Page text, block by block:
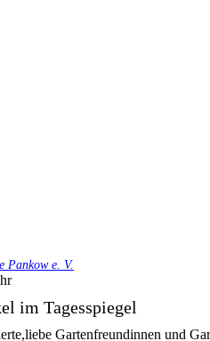
Pankow e. V.
im Tagesspiegel
Gartenfreundinnen und